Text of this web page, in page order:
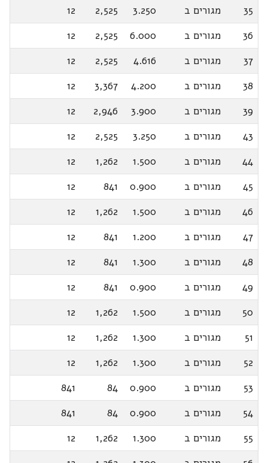
35
מגורים ב 3.250
2,525
12
36
מגורים ב 6.000
2,525
12
37
מגורים ב 4.616
2,525
12
38
מגורים ב 4.200
3,367
12
39
מגורים ב 3.900
2,946
12
43
מגורים ב 3.250
2,525
12
44
מגורים ב 1.500
1,262
12
45
מגורים ב 0.900
841
12
46
מגורים ב 1.500
1,262
12
47
מגורים ב 1.200
841
12
48
מגורים ב 1.300
841
12
49
מגורים ב 0.900
841
12
50
מגורים ב 1.500
1,262
12
51
מגורים ב 1.300
1,262
12
52
מגורים ב 1.300
1,262
12
53
מגורים ב 0.900
84
841
54
מגורים ב 0.900
84
841
55
מגורים ב 1.300
1,262
12